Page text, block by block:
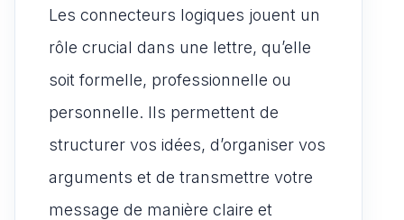
s
A
p
p
e
b
o
o
k
l
di
t
st
o
d
o
n
ta
g
er
Les connecteurs logiques jouent un
rôle crucial dans une lettre, qu’elle
soit formelle, professionnelle ou
personnelle. Ils permettent de
structurer vos idées, d’organiser vos
arguments et de transmettre votre
message de manière claire et